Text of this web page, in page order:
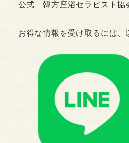
公式 韓方座浴セラピスト協
お得な情報を受け取るには、